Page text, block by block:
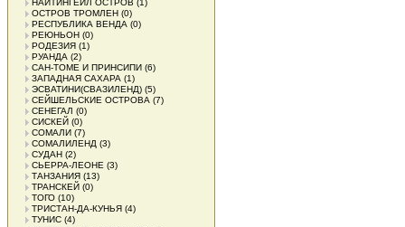
НАЙТИНГЕЙЛ ОСТРОВ (1)
ОСТРОВ ТРОМЛЕН (0)
РЕСПУБЛИКА ВЕНДА (0)
РЕЮНЬОН (0)
РОДЕЗИЯ (1)
РУАНДА (2)
САН-ТОМЕ И ПРИНСИПИ (6)
ЗАПАДНАЯ САХАРА (1)
ЭСВАТИНИ(СВАЗИЛЕНД) (5)
СЕЙШЕЛЬСКИЕ ОСТРОВА (7)
СЕНЕГАЛ (0)
СИСКЕЙ (0)
СОМАЛИ (7)
СОМАЛИЛЕНД (3)
СУДАН (2)
СЬЕРРА-ЛЕОНЕ (3)
ТАНЗАНИЯ (13)
ТРАНСКЕЙ (0)
ТОГО (10)
ТРИСТАН-ДА-КУНЬЯ (4)
ТУНИС (4)